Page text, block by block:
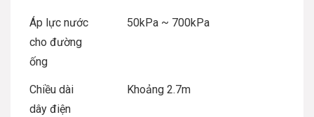
Áp lực nước
cho đường
ống
50kPa ~ 700kPa
Chiều dài
dây điện
Khoảng 2.7m